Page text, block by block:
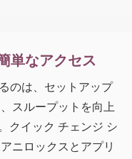
単なアクセス
のは、セットアップ
スループットを向上
クイック チェンジ シ
ニロックスとアプリ